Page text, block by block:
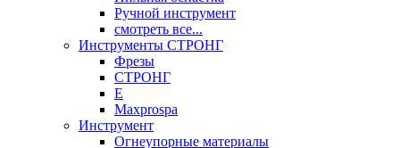
Ручной инструмент
смотреть все...
Инструменты СТРОНГ
Фрезы
СТРОНГ
Е
Maxprospa
Инструмент
Огнеупорные материалы